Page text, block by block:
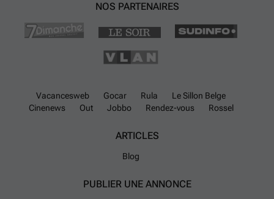
NOS PARTENAIRES
Vacancesweb Gocar Rula
Le Sillon Belge
Cinenews
Out Jobbo Rendez-vous Rossel
ARTICLES
Blog
PUBLIER UNE ANNONCE